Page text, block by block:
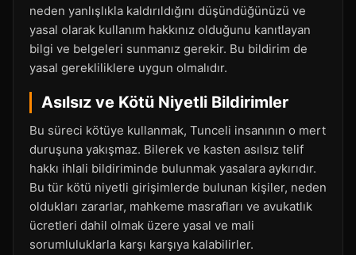
neden yanlışlıkla kaldırıldığını düşündüğünüzü ve
yasal olarak kullanım hakkınız olduğunu kanıtlayan
bilgi ve belgeleri sunmanız gerekir. Bu bildirim de
yasal gerekliliklere uygun olmalıdır.
Asılsız ve Kötü Niyetli Bildirimler
Bu süreci kötüye kullanmak, Tunceli insanının o mert
duruşuna yakışmaz. Bilerek ve kasten asılsız telif
hakkı ihlali bildiriminde bulunmak yasalara aykırıdır.
Bu tür kötü niyetli girişimlerde bulunan kişiler, neden
oldukları zararlar, mahkeme masrafları ve avukatlık
ücretleri dahil olmak üzere yasal ve mali
sorumluluklarla karşı karşıya kalabilirler.